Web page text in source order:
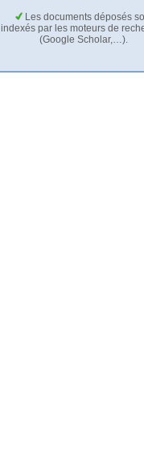
Les documents déposés
indexés par les moteurs de
(Google Scholar,…).